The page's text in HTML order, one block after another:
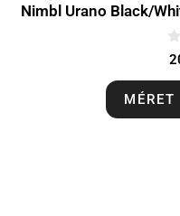
Nimbl Urano Black/
0
a
z
5
-
b